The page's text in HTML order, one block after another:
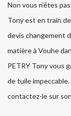
Non vous n’êtes
Tony est en train
devis changement
matière à Vouhe
PETRY Tony vous
de tuile
contactez-le sur